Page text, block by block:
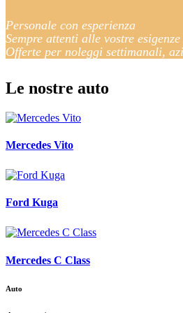
Personale con esperienza
Sempre attenti alle vostre esigenze
Offerte per noleggi settimanali,
Le nostre auto
Mercedes Vito
Ford Kuga
Mercedes C Class
Auto